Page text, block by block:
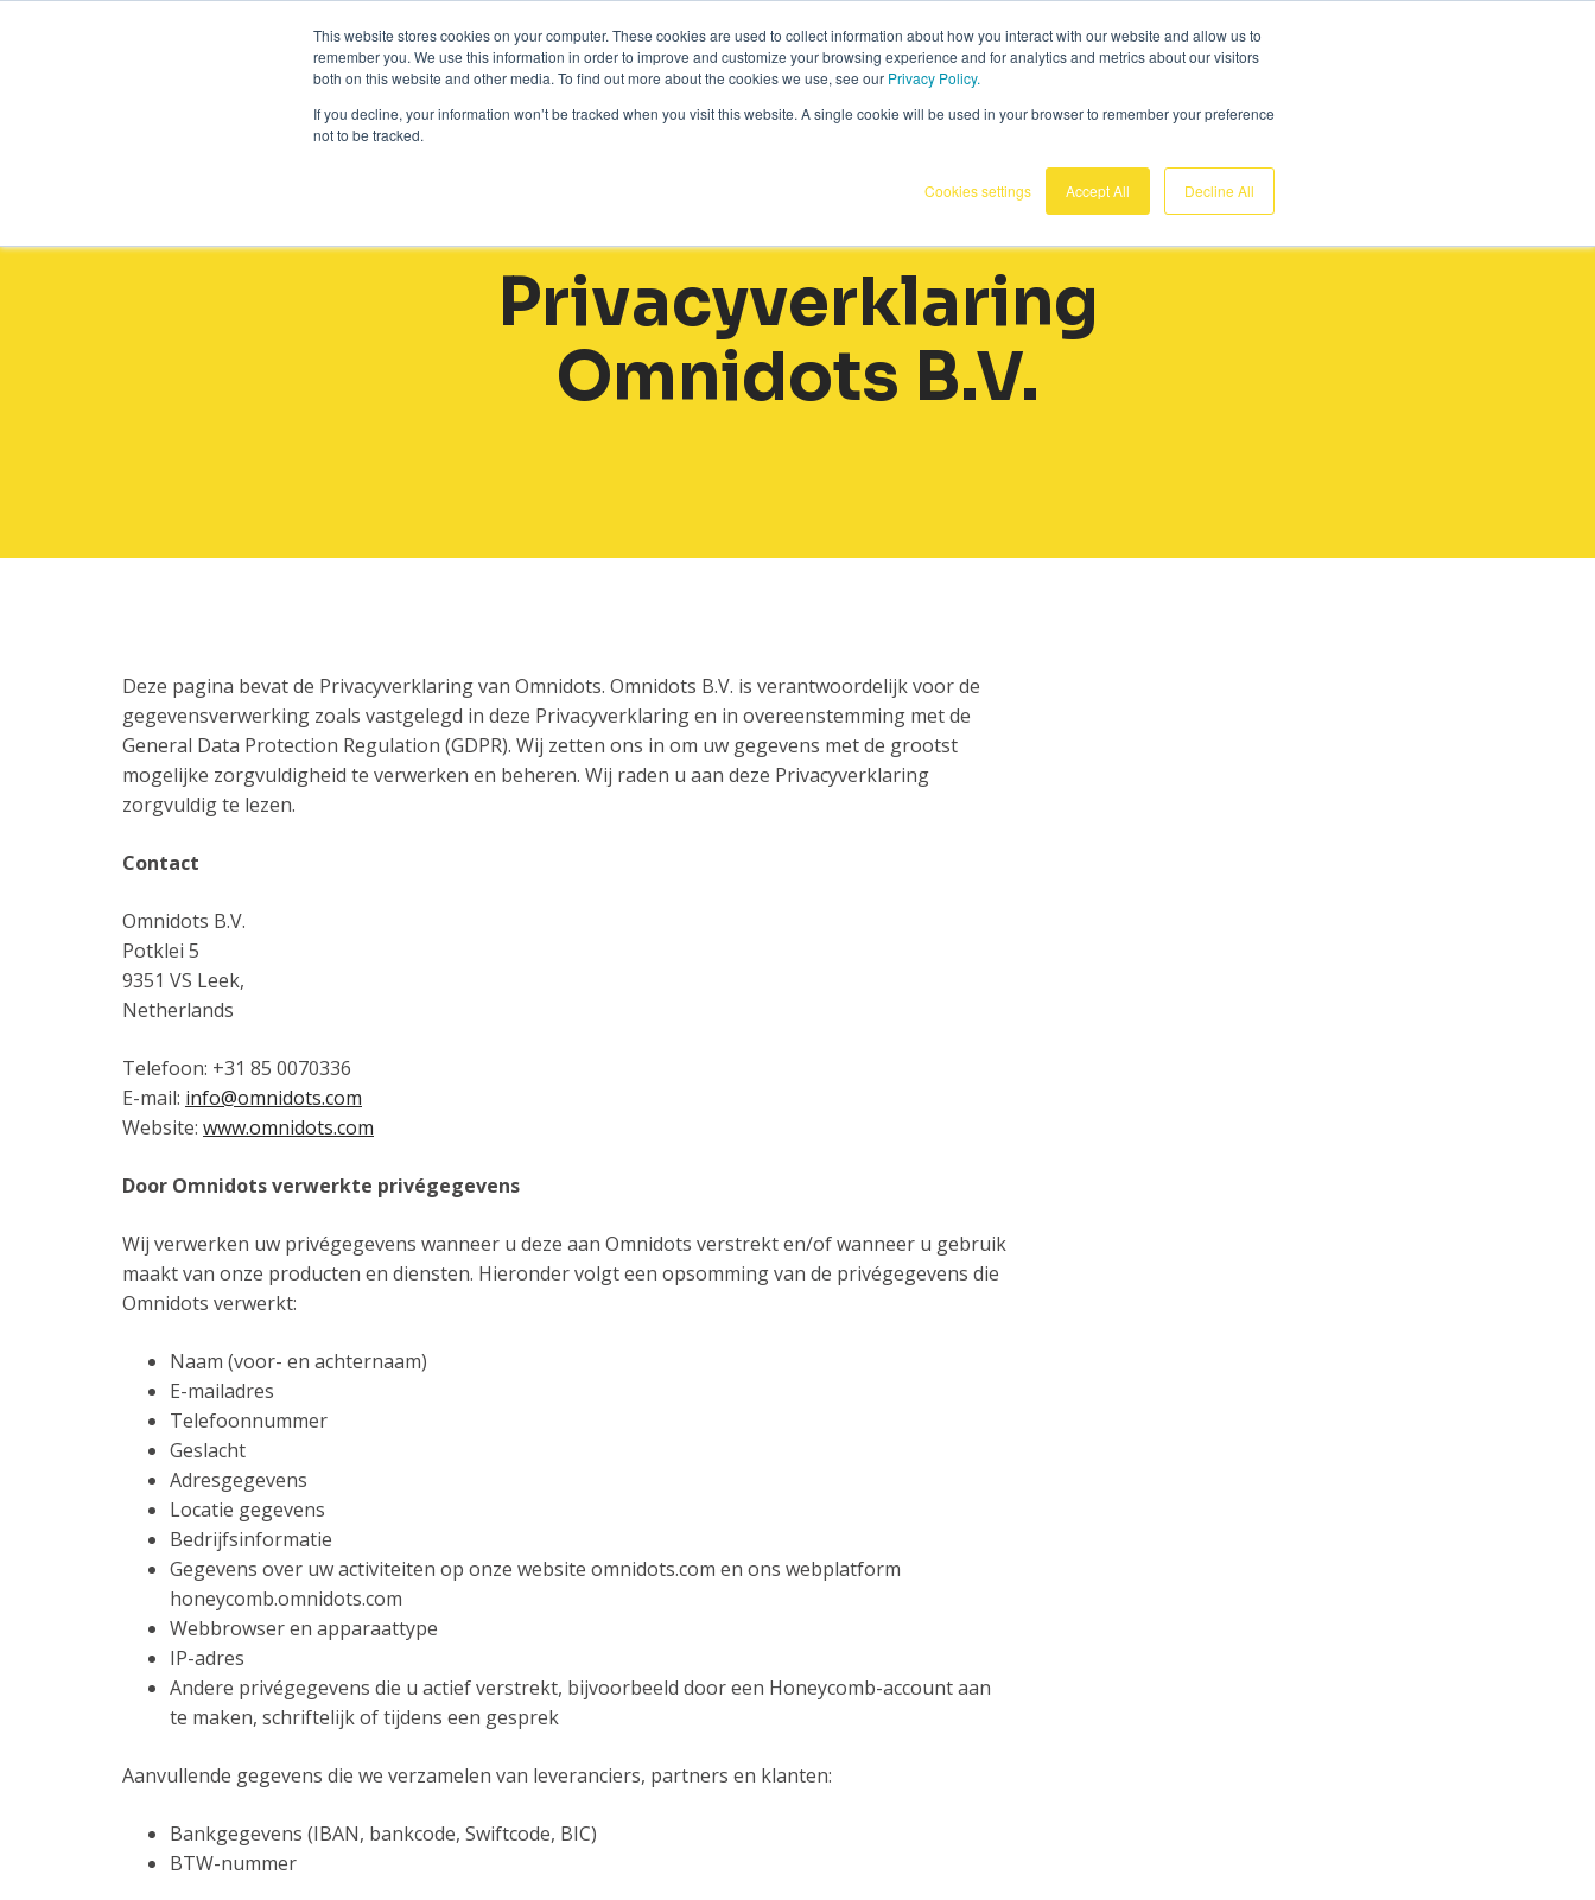
This website stores cookies on your computer. These cookies are used to collect information about how you interact with our website and allow us to
remember you. We use this information in order to improve and customize your browsing experience and for analytics and metrics about our visitors
both on this website and other media. To find out more about the cookies we use, see our Privacy Policy.
If you decline, your information won’t be tracked when you visit this website. A single cookie will be used in your browser to remember your preference
not to be tracked.
Cookies settings Accept All Decline All
Neem contact op:+31 85 0070336 | Omnidots in de media
Producten Onze klanten Kennisbank Over ons Support
Privacyverklaring
Omnidots B.V.
Deze pagina bevat de Privacyverklaring van Omnidots. Omnidots B.V. is verantwoordelijk voor de
gegevensverwerking zoals vastgelegd in deze Privacyverklaring en in overeenstemming met de
General Data Protection Regulation (GDPR). Wij zetten ons in om uw gegevens met de grootst
mogelijke zorgvuldigheid te verwerken en beheren. Wij raden u aan deze Privacyverklaring
zorgvuldig te lezen.
Contact
Omnidots B.V.
Potklei 5
9351 VS Leek,
Netherlands
Telefoon: +31 85 0070336
E-mail: info@omnidots.com
Website: www.omnidots.com
Door Omnidots verwerkte privégegevens
Wij verwerken uw privégegevens wanneer u deze aan Omnidots verstrekt en/of wanneer u gebruik
maakt van onze producten en diensten. Hieronder volgt een opsomming van de privégegevens die
Omnidots verwerkt:
Naam (voor- en achternaam)
E-mailadres
Telefoonnummer
Geslacht
Adresgegevens
Locatie gegevens
Bedrijfsinformatie
Gegevens over uw activiteiten op onze website omnidots.com en ons webplatform
honeycomb.omnidots.com
Webbrowser en apparaattype
IP-adres
Andere privégegevens die u actief verstrekt, bijvoorbeeld door een Honeycomb-account aan
te maken, schriftelijk of tijdens een gesprek
Aanvullende gegevens die we verzamelen van leveranciers, partners en klanten:
Bankgegevens (IBAN, bankcode, Swiftcode, BIC)
BTW-nummer